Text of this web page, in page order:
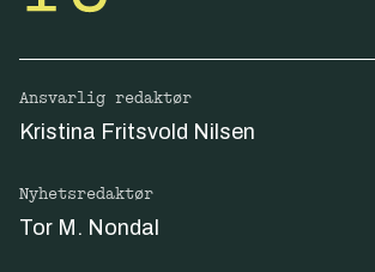
Ansvarlig redaktør
Kristina Fritsvold Nilsen
Nyhetsredaktør
Tor M. Nondal